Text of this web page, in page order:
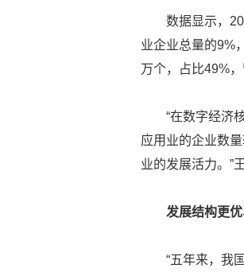
数据显示，
业企业总量的9%
万个，占比49%
“在数字经济
应用业的企业数
业的发展活力。”
发展结构更
“五年来，我